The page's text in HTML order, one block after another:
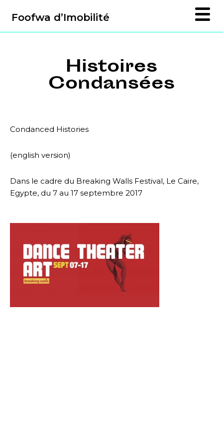
Foofwa d’Imobilité
Histoires
Condansées
Condanced Histories
(english version)
Dans le cadre du Breaking Walls Festival, Le Caire,
Egypte, du 7 au 17 septembre 2017